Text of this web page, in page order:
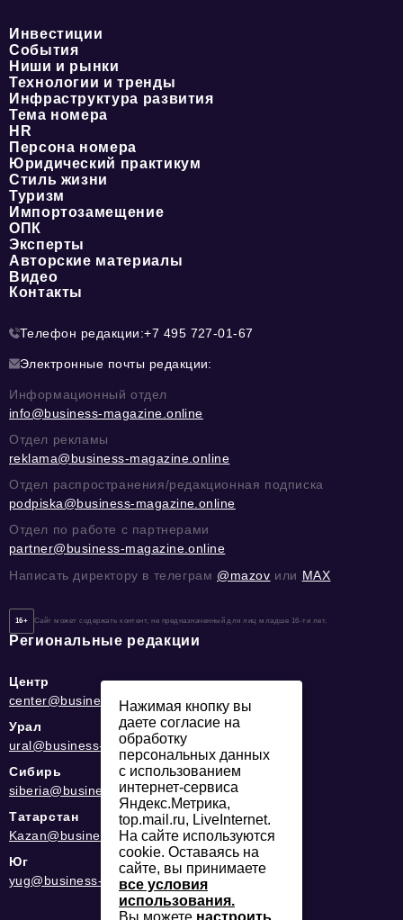
Инвестиции
События
Ниши и рынки
Технологии и тренды
Инфраструктура развития
Тема номера
HR
Персона номера
Юридический практикум
Стиль жизни
Туризм
Импортозамещение
ОПК
Эксперты
Авторские материалы
Видео
Контакты
Телефон редакции:+7 495 727-01-67
Электронные почты редакции:
Информационный отдел
info@business-magazine.online
Отдел рекламы
reklama@business-magazine.online
Отдел распространения/редакционная подписка
podpiska@business-magazine.online
Отдел по работе с партнерами
partner@business-magazine.online
Написать директору в телеграм @mazov или MAX
16+ Сайт может содержать контент, не предназначенный для лиц младше 16-ти лет.
Региональные редакции
Центр
center@business-magazine.online
Урал
ural@business-magazine.online
Сибирь
siberia@business-magazine.online
Татарстан
Kazan@business-magazine.online
Юг
yug@business-magazine.online
Нажимая кнопку вы
даете согласие на
обработку
персональных данных
с использованием
интернет-сервиса
Яндекс.Метрика,
top.mail.ru, LiveInternet.
На сайте используются
cookie. Оставаясь на
сайте, вы принимаете
все условия
использования.
Вы можете настроить